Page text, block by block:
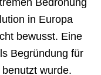
in Europa
bewusst. Eine
Begründung für
wurde.